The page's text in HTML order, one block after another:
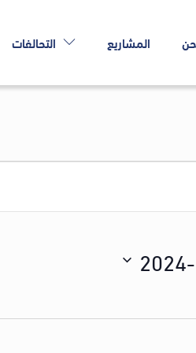
المشاريع التحالفات